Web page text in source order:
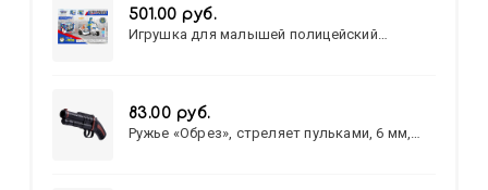
501.00 руб.
Игрушка для малышей полицейский
83.00 руб.
Ружье «Обрез», стреляет пульками, 6 мм,